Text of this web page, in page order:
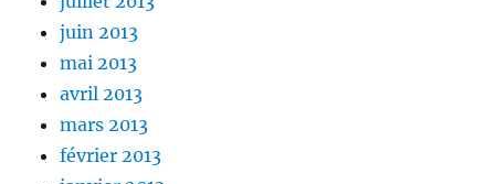
juin 2013
mai 2013
avril 2013
mars 2013
février 2013